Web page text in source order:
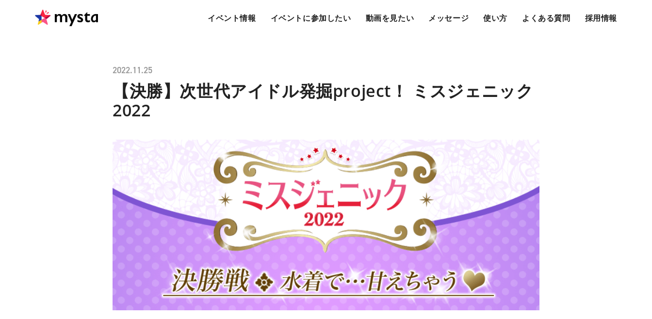
イベント情報 イベントに参加したい 動画を見たい メッセージ 使い方 よくある質問 採用情報
2022.11.25
【決勝】次世代アイドル発掘project！ ミスジェニック
2022